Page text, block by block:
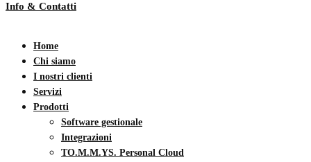
Info & Contatti
Home
Chi siamo
I nostri clienti
Servizi
Prodotti
Software gestionale
Integrazioni
TO.M.M.YS. Personal Cloud